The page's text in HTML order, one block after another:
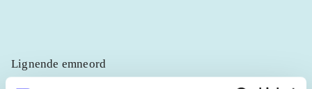
Lignende emneord